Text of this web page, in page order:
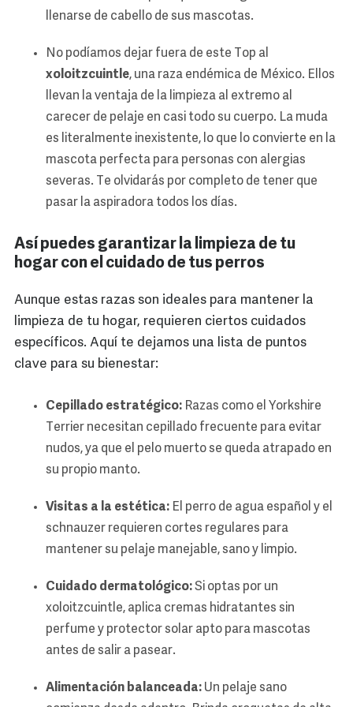
llenarse de cabello de sus mascotas.
No podíamos dejar fuera de este Top al
xoloitzcuintle, una raza endémica de México. Ellos
llevan la ventaja de la limpieza al extremo al
carecer de pelaje en casi todo su cuerpo. La muda
es literalmente inexistente, lo que lo convierte en la
mascota perfecta para personas con alergias
severas. Te olvidarás por completo de tener que
pasar la aspiradora todos los días.
Así puedes garantizar la limpieza de tu
hogar con el cuidado de tus perros
Aunque estas razas son ideales para mantener la
limpieza de tu hogar, requieren ciertos cuidados
específicos. Aquí te dejamos una lista de puntos
clave para su bienestar:
Cepillado estratégico: Razas como el Yorkshire
Terrier necesitan cepillado frecuente para evitar
nudos, ya que el pelo muerto se queda atrapado en
su propio manto.
Visitas a la estética: El perro de agua español y el
schnauzer requieren cortes regulares para
mantener su pelaje manejable, sano y limpio.
Cuidado dermatológico:Si optas por un
xoloitzcuintle, aplica cremas hidratantes sin
perfume y protector solar apto para mascotas
antes de salir a pasear.
Alimentación balanceada: Un pelaje sano